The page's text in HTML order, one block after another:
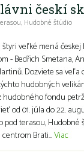
českí
Hudobné štúdio
veľké mená českej
- Bedřich Smetana,
Dozviete sa veľa
hudobných
hudobného fondu
od 01. júla do 22.
pod terasou, Hudobné
Brati...Viac